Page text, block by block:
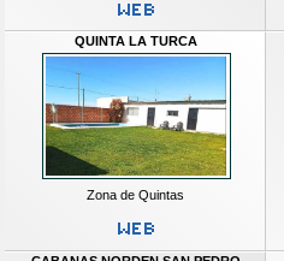
QUINTA LA TURCA
Zona de Quintas